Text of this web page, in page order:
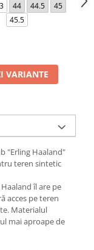
44 44.5
45
45.5
VARIANTE
"Erling Haaland"
teren sintetic
îl are pe
acces pe teren
Materialul
mai aproape de